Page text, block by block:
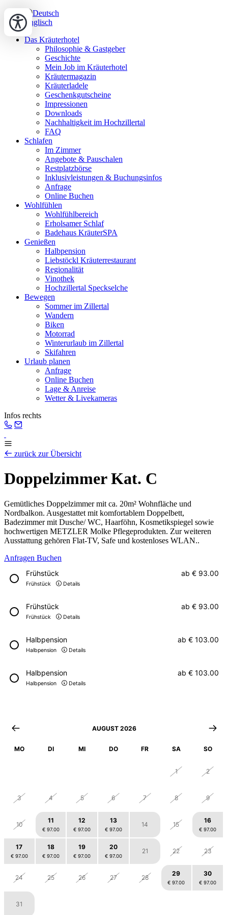
Deutsch
Englisch
Das Kräuterhotel
Philosophie & Gastgeber
Geschichte
Mein Job im Kräuterhotel
Kräutermagazin
Kräuterladele
Geschenkgutscheine
Impressionen
Downloads
Nachhaltigkeit im Hochzillertal
FAQ
Schlafen
Im Zimmer
Angebote & Pauschalen
Restplatzbörse
Inklusivleistungen & Buchungsinfos
Anfrage
Online Buchen
Wohlfühlen
Wohlfühlbereich
Erholsamer Schlaf
Badehaus KräuterSPA
Genießen
Halbpension
Liebstöckl Kräuterrestaurant
Regionalität
Vinothek
Hochzillertal Speckselche
Bewegen
Sommer im Zillertal
Wandern
Biken
Motorrad
Winterurlaub im Zillertal
Skifahren
Urlaub planen
Anfrage
Online Buchen
Lage & Anreise
Wetter & Livekameras
Infos rechts
zurück zur Übersicht
Doppelzimmer Kat. C
Gemütliches Doppelzimmer mit ca. 20m² Wohnfläche und
Nordbalkon. Ausgestattet mit komfortablem Doppelbett,
Badezimmer mit Dusche/ WC, Haarföhn, Kosmetikspiegel sowie
hochwertigen METZLER Molke Pflegeprodukten. Zur weiteren
Ausstattung gehören Flat-TV, Safe und kostenloses WLAN..
Anfragen Buchen
Frühstück
Frühstück Details
ab € 93.00
Frühstück
Frühstück Details
ab € 93.00
Halbpension
Halbpension Details
ab € 103.00
Halbpension
Halbpension Details
ab € 103.00
AUGUST 2026
MO DI MI DO FR SA SO
1 2
3 4 5 6 7 8 9
10
11
€ 97.00
12
€ 97.00
13
€ 97.00
14 15
16
€ 97.00
17
€ 97.00
18
€ 97.00
19
€ 97.00
20
€ 97.00
21 22 23
24 25 26 27 28
29
€ 97.00
30
€ 97.00
31